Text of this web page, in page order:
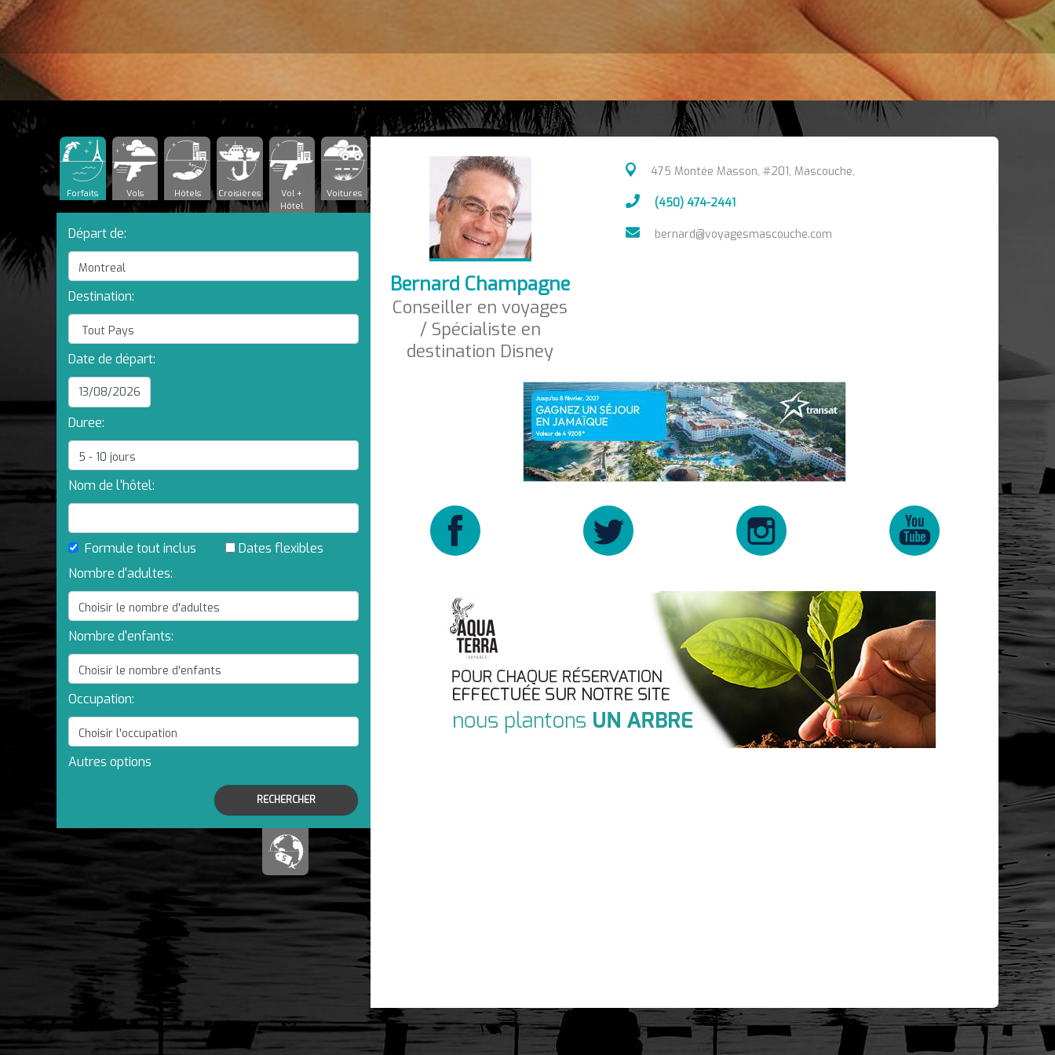
Forfaits Vols Hôtels Croisières
Vol +
Hôtel
Voitures
Départ de:
Destination:
Date de départ:
Duree:
Nom de l'hôtel:
Formule tout inclus
Dates flexibles
Nombre d'adultes:
Nombre d'enfants:
Occupation:
Autres options
RECHERCHER
Bernard Champagne
Conseiller en voyages
/ Spécialiste en
destination Disney
475 Montée Masson, #201, Mascouche,
(450) 474-2441
bernard@voyagesmascouche.com